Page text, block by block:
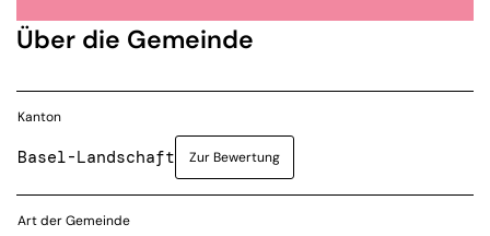
Über die Gemeinde
Kanton
Basel-Landschaft Zur Bewertung
Art der Gemeinde